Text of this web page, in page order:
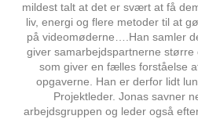
mildest talt at det er svært at få
liv, energi og flere metoder til at
på videomøderne….Han samler
giver samarbejdspartnerne større
som giver en fælles forståelse
opgaverne. Han er derfor lidt
Projektleder. Jonas savner
arbejdsgruppen og leder også